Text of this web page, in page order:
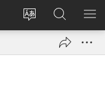
Oqaatsit
toqqakkit
Iserfissaq
(opens
JW.ORG-
imi
ujarlerit